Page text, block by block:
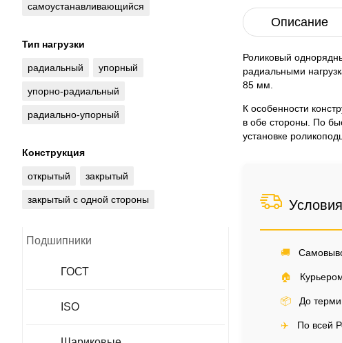
Описание
Роликовый
радиальными
85 мм.
К особенности
в обе стороны. По
установке
🚚
🏠
📦 До
✈️ По всей
самоустанавливающийся
Тип нагрузки
радиальный упорный
упорно-радиальный
радиально-упорный
Конструкция
открытый закрытый
закрытый с одной стороны
Подшипники
ГОСТ
ISO